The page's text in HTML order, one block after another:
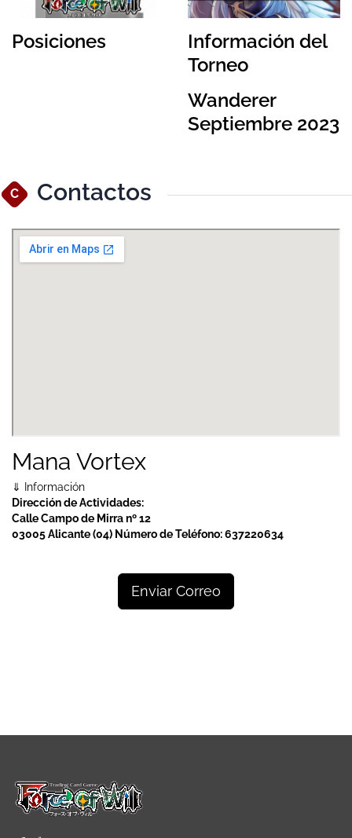
Posiciones
Información del
Torneo
Wanderer
Septiembre 2023
C Contactos
Mana Vortex
⇓ Información
Dirección de Actividades:
Calle Campo de Mirra nº 12
03005 Alicante (04) Número de Teléfono:637220634
Enviar Correo